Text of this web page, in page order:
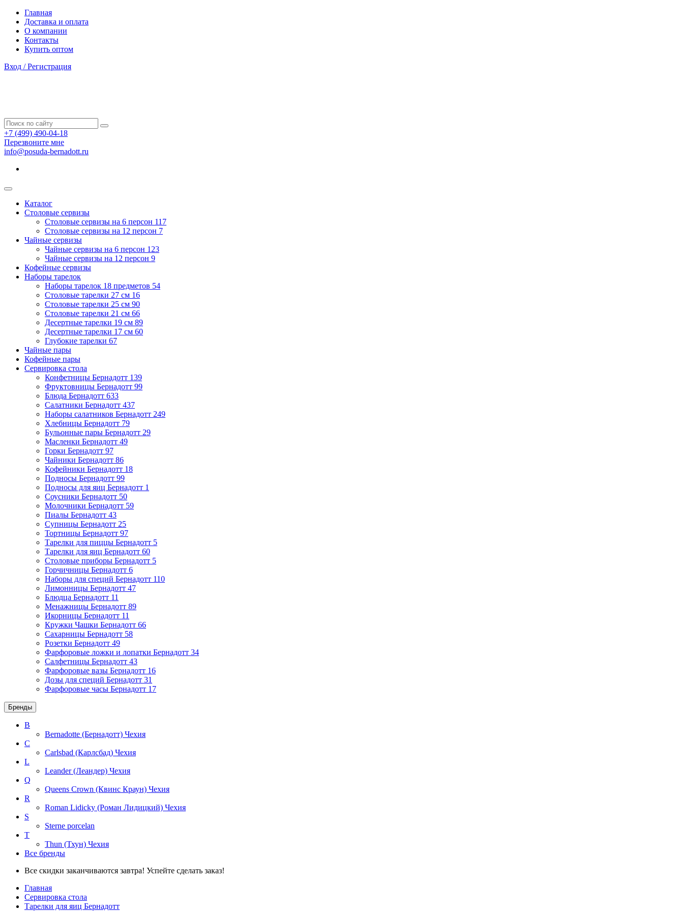
Главная
Доставка и оплата
О компании
Контакты
Купить оптом
Вход / Регистрация
+7 (499) 490-04-18
Перезвоните мне
info@posuda-bernadott.ru
Каталог
Столовые сервизы
Столовые сервизы на 6 персон 117
Столовые сервизы на 12 персон 7
Чайные сервизы
Чайные сервизы на 6 персон 123
Чайные сервизы на 12 персон 9
Кофейные сервизы
Наборы тарелок
Наборы тарелок 18 предметов 54
Столовые тарелки 27 см 16
Столовые тарелки 25 см 90
Столовые тарелки 21 см 66
Десертные тарелки 19 см 89
Десертные тарелки 17 см 60
Глубокие тарелки 67
Чайные пары
Кофейные пары
Сервировка стола
Конфетницы Бернадотт 139
Фруктовницы Бернадотт 99
Блюда Бернадотт 633
Салатники Бернадотт 437
Наборы салатников Бернадотт 249
Хлебницы Бернадотт 79
Бульонные пары Бернадотт 29
Масленки Бернадотт 49
Горки Бернадотт 97
Чайники Бернадотт 86
Кофейники Бернадотт 18
Подносы Бернадотт 99
Подносы для яиц Бернадотт 1
Соусники Бернадотт 50
Молочники Бернадотт 59
Пиалы Бернадотт 43
Супницы Бернадотт 25
Тортницы Бернадотт 97
Тарелки для пиццы Бернадотт 5
Тарелки для яиц Бернадотт 60
Столовые приборы Бернадотт 5
Горчичницы Бернадотт 6
Наборы для специй Бернадотт 110
Лимонницы Бернадотт 47
Блюдца Бернадотт 11
Менажницы Бернадотт 89
Икорницы Бернадотт 11
Кружки Чашки Бернадотт 66
Сахарницы Бернадотт 58
Розетки Бернадотт 49
Фарфоровые ложки и лопатки Бернадотт 34
Салфетницы Бернадотт 43
Фарфоровые вазы Бернадотт 16
Дозы для специй Бернадотт 31
Фарфоровые часы Бернадотт 17
Бренды
B
Bernadotte (Бернадотт) Чехия
C
Carlsbad (Карлсбад) Чехия
L
Leander (Леандер) Чехия
Q
Queens Crown (Квинс Краун) Чехия
R
Roman Lidicky (Роман Лидицкий) Чехия
S
Sterne porcelan
T
Thun (Тхун) Чехия
Все бренды
Все скидки заканчиваются завтра! Успейте сделать заказ!
Главная
Сервировка стола
Тарелки для яиц Бернадотт